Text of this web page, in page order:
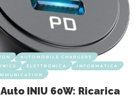
AUTOMOBILE CHARGERS
ELETTRONICA
INFORMATICA
INIU 60W: Ricarica